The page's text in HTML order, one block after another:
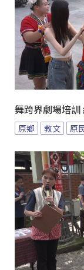
舞跨界劇場培訓
原鄉 教文 原